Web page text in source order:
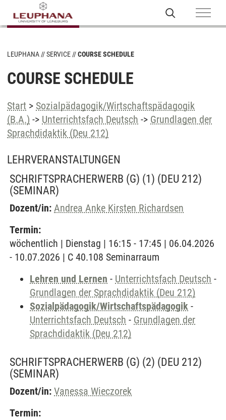
LEUPHANA SERVICE COURSE SCHEDULE
COURSE SCHEDULE
Start > Sozialpädagogik/Wirtschaftspädagogik
(B.A.) -> Unterrichtsfach Deutsch -> Grundlagen der
Sprachdidaktik (Deu 212)
LEHRVERANSTALTUNGEN
SCHRIFTSPRACHERWERB (G) (1) (DEU 212)
(SEMINAR)
Dozent/in: Andrea Anke Kirsten Richardsen
Termin:
wöchentlich | Dienstag | 16:15 - 17:45 | 06.04.2026
- 10.07.2026 | C 40.108 Seminarraum
Lehren und Lernen - Unterrichtsfach Deutsch -
Grundlagen der Sprachdidaktik (Deu 212)
Sozialpädagogik/Wirtschaftspädagogik -
Unterrichtsfach Deutsch - Grundlagen der
Sprachdidaktik (Deu 212)
SCHRIFTSPRACHERWERB (G) (2) (DEU 212)
(SEMINAR)
Dozent/in: Vanessa Wieczorek
Termin: